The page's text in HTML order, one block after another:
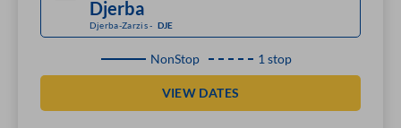
Djerba-Zarzis- DJE
NonStop 1 stop
VIEW DATES